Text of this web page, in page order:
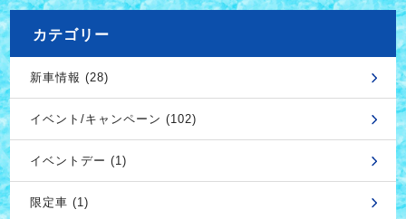
カテゴリー
新車情報 (28)
イベント/キャンペーン (102)
イベントデー (1)
限定車 (1)